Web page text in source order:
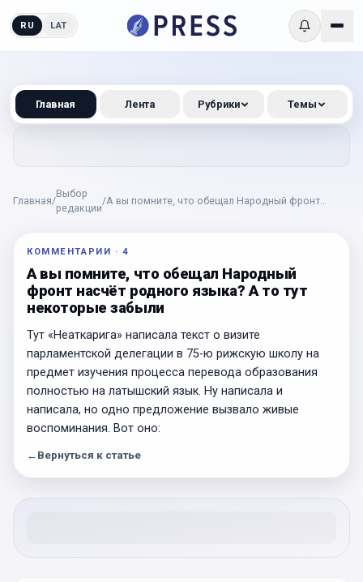
RU LAT
Главная/
Выбор
редакции
/А вы помните, что обещал Народный фронт
КОММЕНТАРИИ · 4
А вы помните, что обещал Народный
фронт насчёт родного языка? А то тут
некоторые забыли
Тут «Неаткарига» написала текст о визите
парламентской делегации в 75-ю рижскую школу на
предмет изучения процесса перевода образования
полностью на латышский язык. Ну написала и
написала, но одно предложение вызвало живые
воспоминания. Вот оно:
← Вернуться к статье
Главная Лента Рубрики Темы